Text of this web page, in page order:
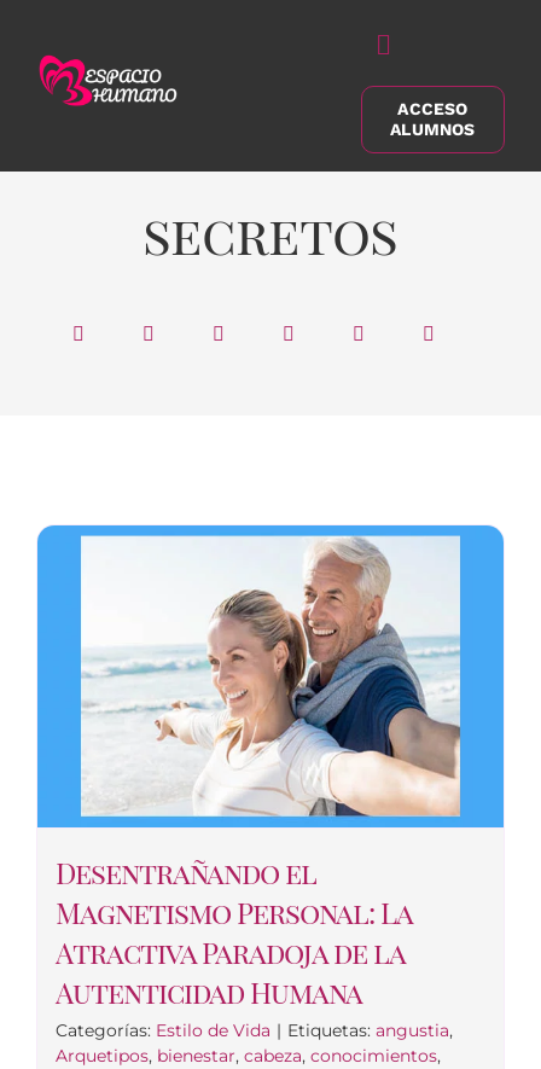
contenido
Alternar
navegación
Buscar:
ACCESO
ALUMNOS
secretos
Desentrañando el
Magnetismo Personal: La
Atractiva Paradoja de la
Autenticidad Humana
Categorías: Estilo de Vida | Etiquetas: angustia,
Arquetipos, bienestar, cabeza, conocimientos,